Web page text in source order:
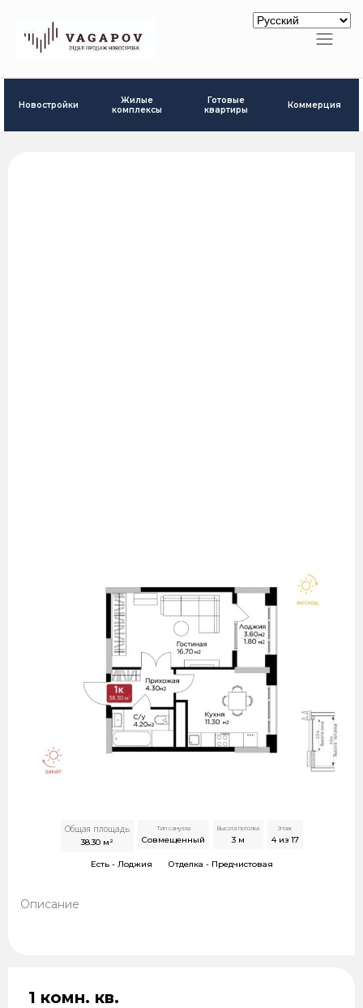
Новостройки
Жилые
комплексы
Готовые
квартиры
Коммерция
Общая площадь
38.30м²
Тип санузла
Совмещенный
Высота потолка
3м
Этаж
4 из 17
Есть - Лоджия Отделка - Предчистовая
Описание
1 комн. кв.